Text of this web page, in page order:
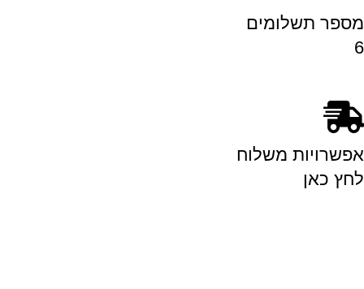
מספר תשלומים
6
אפשרויות משלוח
לחץ כאן